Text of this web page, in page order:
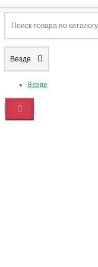
Везде
Везде